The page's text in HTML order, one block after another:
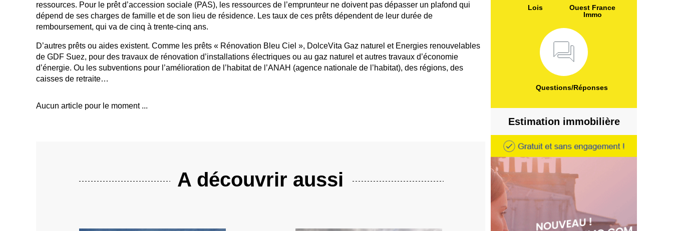
ressources. Pour le prêt d’accession sociale (PAS), les ressources de l’emprunteur ne doivent pas dépasser un plafond qui
dépend de ses charges de famille et de son lieu de résidence. Les taux de ces prêts dépendent de leur durée de
remboursement, qui va de cinq à trente-cinq ans.
D’autres prêts ou aides existent. Comme les prêts « Rénovation Bleu Ciel », DolceVita Gaz naturel et Energies renouvelables
de GDF Suez, pour des travaux de rénovation d’installations électriques ou au gaz naturel et autres travaux d’économie
d’énergie. Ou les subventions pour l’amélioration de l’habitat de l’ANAH (agence nationale de l’habitat), des régions, des
caisses de retraite…
Aucun article pour le moment ...
A découvrir aussi
Lois
Ouest France
Immo
Questions/Réponses
Estimation immobilière